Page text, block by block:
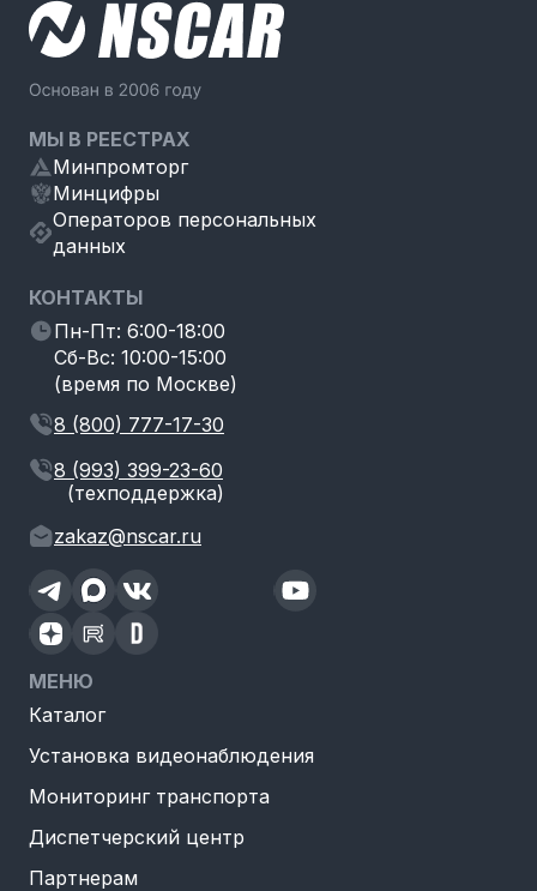
МЫ В РЕЕСТРАХ
Минпромторг
Минцифры
Операторов персональных
данных
КОНТАКТЫ
Пн-Пт: 6:00-18:00
Сб-Вс: 10:00-15:00
(время по Москве)
8 (800) 777-17-30
8 (993) 399-23-60
(техподдержка)
zakaz@nscar.ru
МЕНЮ
Каталог
Установка видеонаблюдения
Мониторинг транспорта
Диспетчерский центр
Партнерам